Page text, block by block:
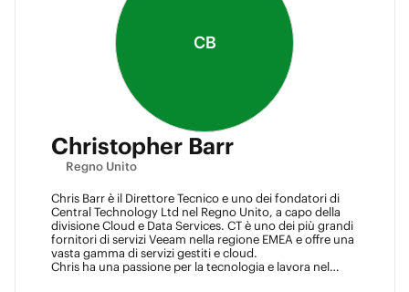
CB
Christopher Barr
Regno Unito
Chris Barr è il Direttore Tecnico e uno dei fondatori di
Central Technology Ltd nel Regno Unito, a capo della
divisione Cloud e Data Services. CT è uno dei più grandi
fornitori di servizi Veeam nella regione EMEA e offre una
vasta gamma di servizi gestiti e cloud.
Chris ha una passione per la tecnologia e lavora nel